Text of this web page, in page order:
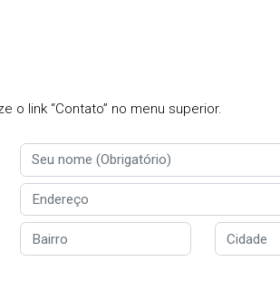
o link “Contato” no menu superior.